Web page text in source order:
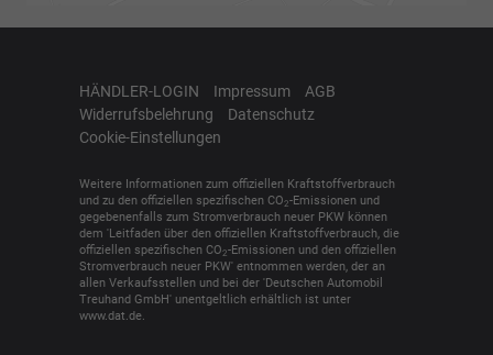
HÄNDLER-LOGIN Impressum
AGB
Widerrufsbelehrung
Datenschutz
Cookie-Einstellungen
Weitere Informationen zum offiziellen Kraftstoffverbrauch
und zu den offiziellen spezifischen CO2-Emissionen und
gegebenenfalls zum Stromverbrauch neuer PKW können
dem 'Leitfaden über den offiziellen Kraftstoffverbrauch, die
offiziellen spezifischen CO2-Emissionen und den offiziellen
Stromverbrauch neuer PKW' entnommen werden, der an
allen Verkaufsstellen und bei der 'Deutschen Automobil
Treuhand GmbH' unentgeltlich erhältlich ist unter
www.dat.de.